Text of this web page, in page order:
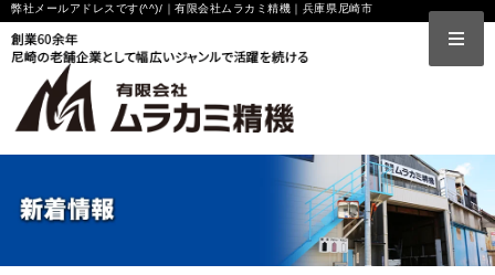
弊社メールアドレスです(^^)/｜有限会社ムラカミ精機｜兵庫県尼崎市